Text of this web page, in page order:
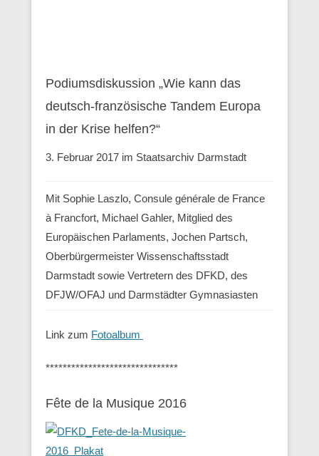
Podiumsdiskussion „Wie kann das
deutsch-französische Tandem Europa
in der Krise helfen?“
3. Februar 2017 im Staatsarchiv Darmstadt
Mit Sophie Laszlo, Consule générale de France
à Francfort, Michael Gahler, Mitglied des
Europäischen Parlaments, Jochen Partsch,
Oberbürgermeister Wissenschaftsstadt
Darmstadt sowie Vertretern des DFKD, des
DFJW/OFAJ und Darmstädter Gymnasiasten
Link zum Fotoalbum
*******************************
Fête de la Musique 2016